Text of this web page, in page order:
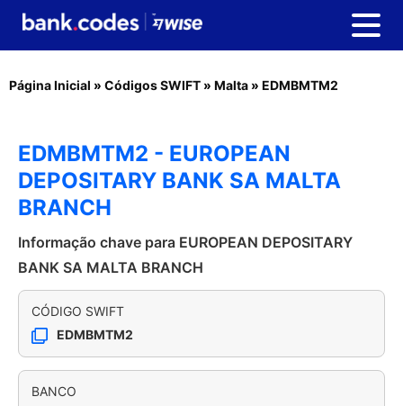
Página Inicial » Códigos SWIFT » Malta » EDMBMTM2
EDMBMTM2 - EUROPEAN
DEPOSITARY BANK SA MALTA
BRANCH
Informação chave para EUROPEAN DEPOSITARY
BANK SA MALTA BRANCH
CÓDIGO SWIFT
EDMBMTM2
BANCO